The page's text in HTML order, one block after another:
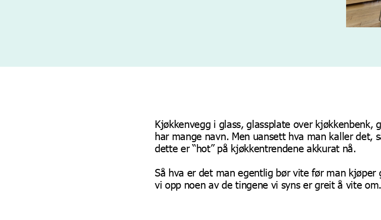
Kjøkkenvegg i glass, glassplate over
har mange navn. Men uansett hva man kaller det,
dette er “hot” på kjøkkentrendene akkurat nå.
Så hva er det man egentlig bør vite før man kjøper
vi opp noen av de tingene vi syns er greit å vite om.